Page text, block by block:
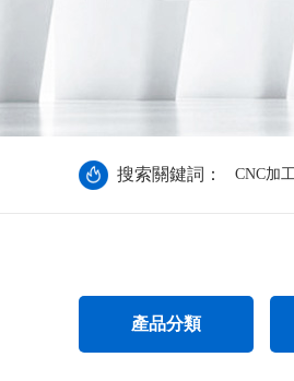
搜索關鍵詞： CNC加
產品分類